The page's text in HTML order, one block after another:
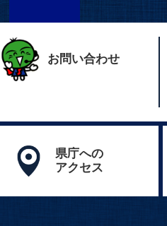
お問い合わせ
県庁への
アクセス